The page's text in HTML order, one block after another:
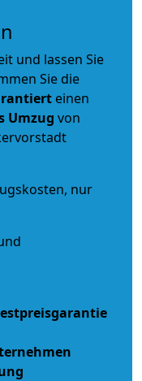
und lassen Sie
Sie die
einen
Umzug von
nur